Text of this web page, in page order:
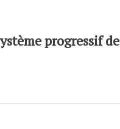
progressif de